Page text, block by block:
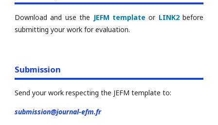
Download and use the JEFM template or LINK2before
submitting your work for evaluation.
Submission
Send your work respecting the JEFM template to:
submission@journal-efm.fr